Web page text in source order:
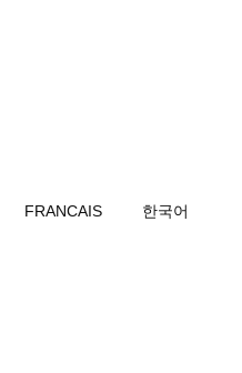
FRANCAIS 한국어